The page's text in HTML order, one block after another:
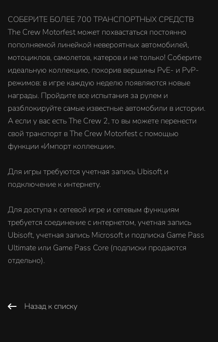
СОБЕРИТЕ БОЛЕЕ 700 ТРАНСПОРТНЫХ СРЕДСТВ
The Crew Motorfest может похвастаться постоянно
пополняемой линейкой невероятных автомобилей,
мотоциклов, самолетов, катеров и не только! Соберите
идеальную коллекцию, покорив вершины PvE- и PvP-
режимов: в игре каждую неделю появляются новые
награды. Пройдите все испытания за рулем и
разблокируйте самые известные автомобили в истории.
А если у вас есть The Crew 2, то вы можете перенести
свой транспорт в The Crew Motorfest с помощью
функции «Импорт коллекции».
Для игры требуются учетная запись Ubisoft и
подключение к интернету.
Для доступа к сетевой игре и сетевым функциям
требуется соединение с интернетом, учетная запись
Ubisoft, учетная запись Microsoft и подписка Game Pass
Ultimate или Game Pass Core (подписки продаются
отдельно).
Назад к списку